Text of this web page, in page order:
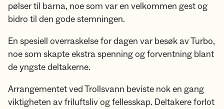
pølser til barna, noe som var en velkommen gest og
bidro til den gode stemningen.
En spesiell overraskelse for dagen var besøk av Turbo,
noe som skapte ekstra spenning og forventning blant
de yngste deltakerne.
Arrangementet ved Trollsvann beviste nok en gang
viktigheten av friluftsliv og fellesskap. Deltakere forlot